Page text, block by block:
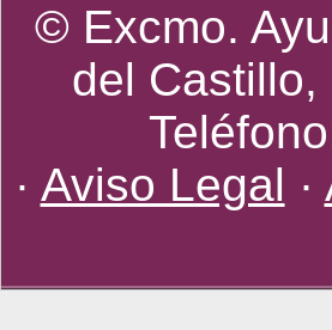
© Excmo.
del Castillo,
· Aviso Legal ·